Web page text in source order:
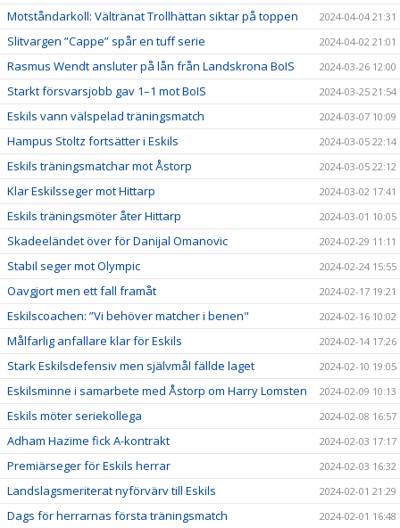
Motståndarkoll: Vältränat Trollhättan siktar på toppen 2024-04-04 21:31
Slitvargen ”Cappe” spår en tuff serie 2024-04-02 21:01
Rasmus Wendt ansluter på lån från Landskrona BoIS 2024-03-26 12:00
Starkt försvarsjobb gav 1–1 mot BoIS 2024-03-25 21:54
Eskils vann välspelad träningsmatch 2024-03-07 10:09
Hampus Stoltz fortsätter i Eskils 2024-03-05 22:14
Eskils träningsmatchar mot Åstorp 2024-03-05 22:12
Klar Eskilsseger mot Hittarp 2024-03-02 17:41
Eskils träningsmöter åter Hittarp 2024-03-01 10:05
Skadeeländet över för Danijal Omanovic 2024-02-29 11:11
Stabil seger mot Olympic 2024-02-24 15:55
Oavgjort men ett fall framåt 2024-02-17 19:21
Eskilscoachen: ”Vi behöver matcher i benen" 2024-02-16 10:02
Målfarlig anfallare klar för Eskils 2024-02-14 17:26
Stark Eskilsdefensiv men självmål fällde laget 2024-02-10 19:05
Eskilsminne i samarbete med Åstorp om Harry Lomsten 2024-02-09 10:13
Eskils möter seriekollega 2024-02-08 16:57
Adham Hazime fick A-kontrakt 2024-02-03 17:17
Premiärseger för Eskils herrar 2024-02-03 16:32
Landslagsmeriterat nyförvärv till Eskils 2024-02-01 21:29
Dags för herrarnas första träningsmatch 2024-02-01 16:48